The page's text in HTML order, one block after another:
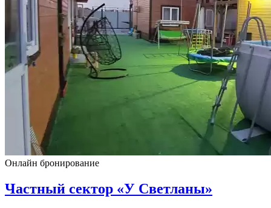
Онлайн бронирование
Частный сектор «У Светланы»